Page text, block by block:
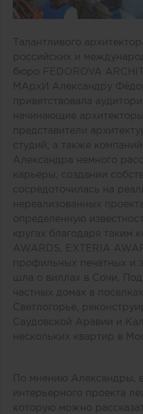
Талантливого
российских и
бюро FEDOROVA
МАрхИ Александру
приветствовала
начинающие
представители
студий, а также
Александра немного
карьеры, создании
сосредоточилась на
нереализованных
определенную
кругах благодаря таким
AWARDS, EXTERIA
профильных печатных и
шла о виллах в Сочи,
частных домах в
Светлогорье,
Саудовской Аравии и
нескольких квартир в
По мнению Александры,
интерьерного проекта
которую можно